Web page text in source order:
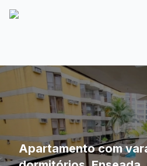
Apartamento com